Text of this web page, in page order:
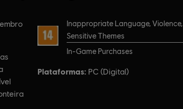
ClassificaçãoInappropriate Language, Violence,
Sensitive Themes
In-Game Purchases
Plataformas: PC (Digital)